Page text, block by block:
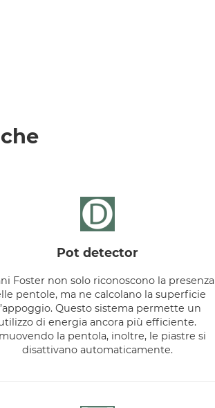
pot detector
Foster non solo riconoscono la presenza
pentole, ma ne calcolano la superficie
Questo sistema permette un
di energia ancora più efficiente.
la pentola, inoltre, le piastre si
disattivano automaticamente.